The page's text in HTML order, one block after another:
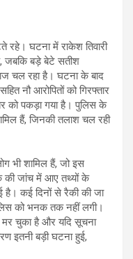
रहे। घटना में राकेश तिवारी
जबकि बड़े बेटे सतीश
चल रहा है। घटना के बाद
नौ आरोपितों को गिरफ्तार
को पकड़ा गया है। पुलिस के
हैं, जिनकी तलाश चल रही
भी शामिल हैं, जो इस
की जांच में आए तथ्यों के
है। कई दिनों से रैकी की जा
को भनक तक नहीं लगी।
मर चुका है और यदि सूचना
इतनी बड़ी घटना हुई,